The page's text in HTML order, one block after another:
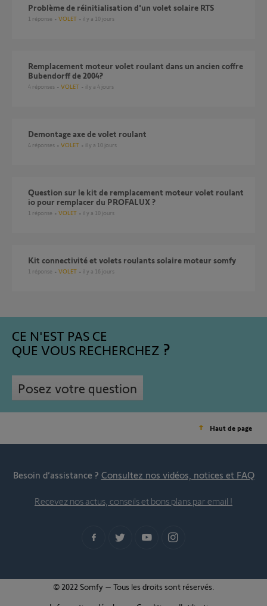
Problème de réinitialisation d'un volet solaire RTS
1 réponse VOLET il y a 10 jours
Remplacement moteur volet roulant dans un ancien coffre
Bubendorff de 2004?
4 réponses VOLET il y a 4 jours
Demontage axe de volet roulant
4 réponses VOLET il y a 10 jours
Question sur le kit de remplacement moteur volet roulant
io pour remplacer du PROFALUX ?
1 réponse VOLET il y a 10 jours
Kit connectivité et volets roulants solaire moteur somfy
1 réponse VOLET il y a 16 jours
CE N'EST PAS CE
QUE VOUS RECHERCHEZ
Posez votre question
Haut de page
Besoin d’assistance ? Consultez nos vidéos, notices et FAQ
Recevez nos actus, conseils et bons plans par email !
© 2022 Somfy – Tous les droits sont réservés.